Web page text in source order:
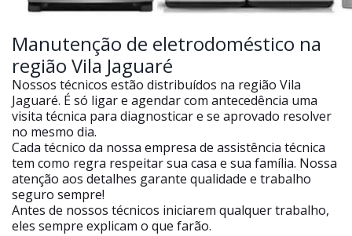
Manutenção de eletrodoméstico na
região Vila Jaguaré
Nossos técnicos estão distribuídos na região Vila
Jaguaré. É só ligar e agendar com antecedência uma
visita técnica para diagnosticar e se aprovado resolver
no mesmo dia.
Cada técnico da nossa empresa de assistência técnica
tem como regra respeitar sua casa e sua família. Nossa
atenção aos detalhes garante qualidade e trabalho
seguro sempre!
Antes de nossos técnicos iniciarem qualquer trabalho,
eles sempre explicam o que farão.